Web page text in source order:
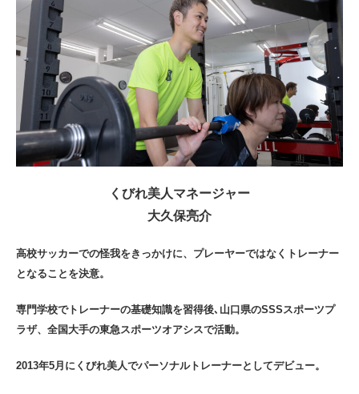
くびれ美人マネージャー
大久保亮介
高校サッカーでの怪我をきっかけに、プレーヤーではなくトレーナー
となることを決意。
専門学校でトレーナーの基礎知識を習得後､山口県のSSSスポーツプ
ラザ、全国大手の東急スポーツオアシスで活動。
2013年5月にくびれ美人でパーソナルトレーナーとしてデビュー。